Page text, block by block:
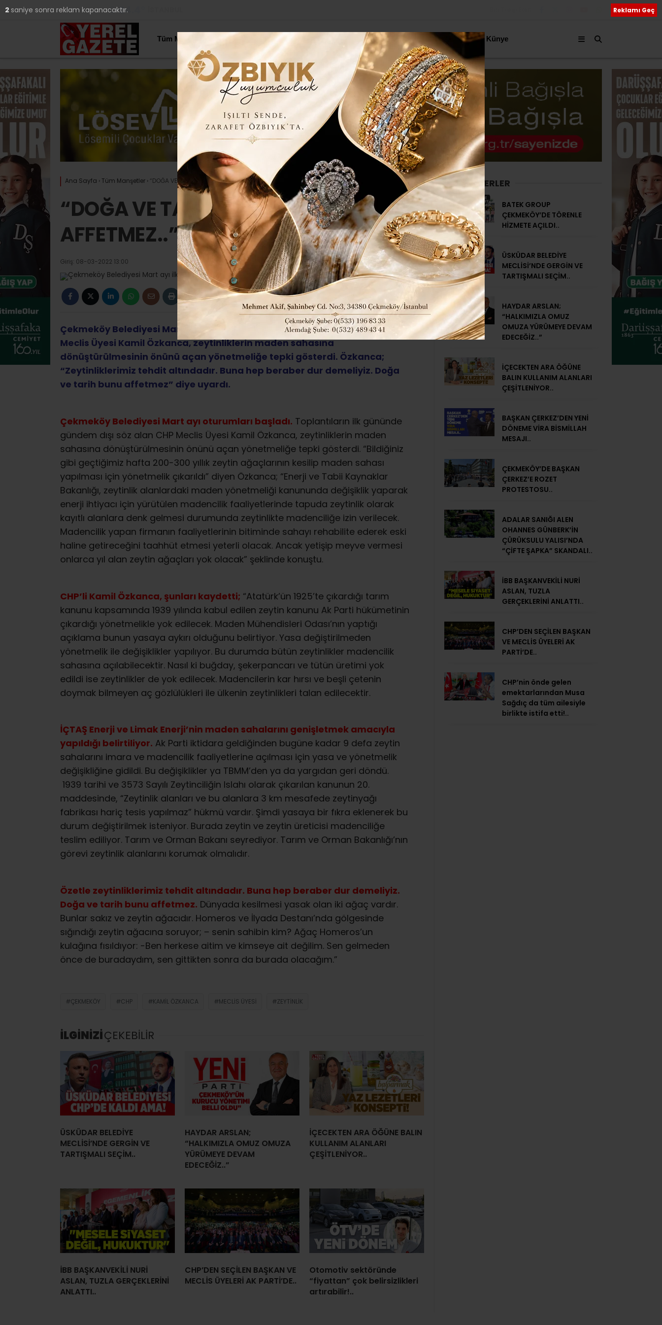
YAZARLAR 24.4
Tüm Manşetler Yerel Haberler Genel Siyaset Kültür Sanat Hakkımızda Künye
Ana Sayfa › Tüm Manşetler › “DOĞA VE TARİH BU TALANI ASLA AFFETMEZ..”
“DOĞA VE TARİH BU TALANI ASLA
AFFETMEZ..”
Giriş: 08-03-2022 13:00 585 Tüm Manşetler
Çekmeköy Belediyesi Mart ayı ilk toplantısında gündem dışı söz alan CHP
Meclis Üyesi Kamil Özkanca, zeytinliklerin maden sahasına
dönüştürülmesinin önünü açan yönetmeliğe tepki gösterdi. Özkanca;
“Zeytinliklerimiz tehdit altındadır. Buna hep beraber dur demeliyiz. Doğa
ve tarih bunu affetmez” diye uyardı.
Çekmeköy Belediyesi Mart ayı oturumları başladı. Toplantıların ilk gününde
gündem dışı söz alan CHP Meclis Üyesi Kamil Özkanca, zeytinliklerin maden
sahasına dönüştürülmesinin önünü açan yönetmeliğe tepki gösterdi. “Bildiğiniz
gibi geçtiğimiz hafta 200-300 yıllık zeytin ağaçlarının kesilip maden sahası
yapılması için yönetmelik çıkarıldı” diyen Özkanca; “Enerji ve Tabii Kaynaklar
Bakanlığı, zeytinlik alanlardaki maden yönetmeliği kanununda değişiklik yaparak
enerji ihtiyacı için yürütülen madencilik faaliyetlerinde tapuda zeytinlik olarak
kayıtlı alanlara denk gelmesi durumunda zeytinlikte madenciliğe izin verilecek.
Madencilik yapan firmanın faaliyetlerinin bitiminde sahayı rehabilite ederek eski
haline getireceğini taahhüt etmesi yeterli olacak. Ancak yetişip meyve vermesi
onlarca yıl alan zeytin ağaçları yok olacak” şeklinde konuştu.
CHP’li Kamil Özkanca, şunları kaydetti; “Atatürk’ün 1925’te çıkardığı tarım
kanunu kapsamında 1939 yılında kabul edilen zeytin kanunu Ak Parti hükümetinin
çıkardığı yönetmelikle yok edilecek. Maden Mühendisleri Odası’nın yaptığı
açıklama bunun yasaya aykırı olduğunu belirtiyor. Yasa değiştirilmeden
yönetmelik ile değişiklikler yapılıyor. Bu durumda bütün zeytinlikler madencilik
sahasına açılabilecektir. Nasıl ki buğday, şekerpancarı ve tütün üretimi yok
edildi ise zeytinlikler de yok edilecek. Madencilerin kar hırsı ve beşli çetenin
doymak bilmeyen aç gözlülükleri ile ülkenin zeytinlikleri talan edilecektir.
İÇTAŞ Enerji ve Limak Enerji’nin maden sahalarını genişletmek amacıyla
yapıldığı belirtiliyor. Ak Parti iktidara geldiğinden bugüne kadar 9 defa zeytin
sahalarını imara ve madencilik faaliyetlerine açılması için yasa ve yönetmelik
değişikliğine gidildi. Bu değişiklikler ya TBMM’den ya da yargıdan geri döndü.
1939 tarihi ve 3573 Sayılı Zeytinciliğin Islahı olarak çıkarılan kanunun 20.
maddesinde, “Zeytinlik alanları ve bu alanlara 3 km mesafede zeytinyağı
fabrikası hariç tesis yapılmaz” hükmü vardır. Şimdi yasaya bir fıkra eklenerek bu
durum değiştirilmek isteniyor. Burada zeytin ve zeytin üreticisi madenciliğe
teslim ediliyor. Tarım ve Orman Bakanı seyrediyor. Tarım ve Orman Bakanlığı’nın
görevi zeytinlik alanlarını korumak olmalıdır.
Özetle zeytinliklerimiz tehdit altındadır. Buna hep beraber dur demeliyiz.
Doğa ve tarih bunu affetmez. Dünyada kesilmesi yasak olan iki ağaç vardır.
Bunlar sakız ve zeytin ağacıdır. Homeros ve İlyada Destanı’nda gölgesinde
sığındığı zeytin ağacına soruyor; – senin sahibin kim? Ağaç Homeros’un
kulağına fısıldıyor: -Ben herkese aitim ve kimseye ait değilim. Sen gelmeden
önce de buradaydım, sen gittikten sonra da burada olacağım.”
ÇEKMEKÖY CHP KAMIL ÖZKANCA MECLIS ÜYESI ZEYTINLIK
İLGİNİZİÇEKEBİLİR
ÜSKÜDAR BELEDİYE
MECLİSİ’NDE GERGİN VE
TARTIŞMALI SEÇİM..
HAYDAR ARSLAN;
“HALKIMIZLA OMUZ OMUZA
YÜRÜMEYE DEVAM
EDECEĞİZ..”
İÇECEKTEN ARA ÖĞÜNE BALIN
KULLANIM ALANLARI
ÇEŞİTLENİYOR..
İBB BAŞKANVEKİLİ NURİ
ASLAN, TUZLA GERÇEKLERİNİ
ANLATTI..
CHP’DEN SEÇİLEN BAŞKAN VE
MECLİS ÜYELERİ AK PARTİ’DE..
Otomotiv sektöründe
“fiyattan” çok belirsizlikleri
artırabilir!..
SON HABERLER
BATEK GROUP
ÇEKMEKÖY’DE TÖRENLE
HİZMETE AÇILDI..
ÜSKÜDAR BELEDİYE
MECLİSİ’NDE GERGİN VE
TARTIŞMALI SEÇİM..
HAYDAR ARSLAN;
“HALKIMIZLA OMUZ
OMUZA YÜRÜMEYE DEVAM
EDECEĞİZ..”
İÇECEKTEN ARA ÖĞÜNE
BALIN KULLANIM ALANLARI
ÇEŞİTLENİYOR..
BAŞKAN ÇERKEZ’DEN YENİ
DÖNEME VİRA BİSMİLLAH
MESAJI..
ÇEKMEKÖY’DE BAŞKAN
ÇERKEZ’E ROZET
PROTESTOSU..
ADALAR SANIĞI ALEN
OHANNES GÜNBERK’İN
ÇÜRÜKSULU YALISI’NDA
“ÇİFTE ŞAPKA” SKANDALI..
İBB BAŞKANVEKİLİ NURİ
ASLAN, TUZLA
GERÇEKLERİNİ ANLATTI..
CHP’DEN SEÇİLEN BAŞKAN
VE MECLİS ÜYELERİ AK
PARTİ’DE..
CHP’nin önde gelen
emektarlarından Musa
Sağdıç da tüm ailesiyle
birlikte istifa etti!..
1 saniye sonra reklam kapanacaktır. Reklamı Geç